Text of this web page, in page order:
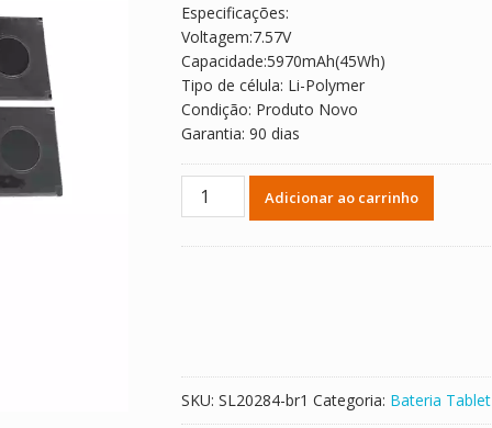
era:
R$ 503,63.
Especificações:
Voltagem:7.57V
Capacidade:5970mAh(45Wh)
Tipo de célula: Li-Polymer
Condição: Produto Novo
Garantia: 90 dias
Bateria
Tablet
Adicionar ao carrinho
SKU: SL20284-br1 Categoria: Bateria Tablet